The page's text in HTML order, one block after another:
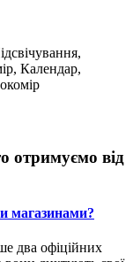
Календар,
отримуємо від
магазинами?
два офіційних